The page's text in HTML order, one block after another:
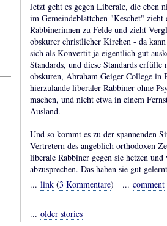
Jetzt geht es gegen Liberale, die
im Gemeindeblättchen "Keschet"
Rabbinerinnen zu Felde und zieht
obskurer christlicher Kirchen - da
sich als Konvertit ja eigentlich gut
Standards, und diese Standards
obskuren, Abraham Geiger College in
hierzulande liberaler Rabbiner ohne
machen, und nicht etwa in einem
Ausland.
Und so kommt es zu der spannenden
Vertretern des angeblich orthodoxen
liberale Rabbiner gegen sie hetzen
abzusprechen. Das haben sie gut
... link (3 Kommentare) ... comment
... older stories